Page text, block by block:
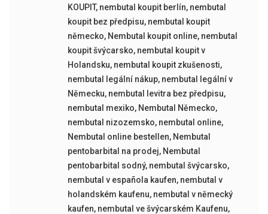
KOUPIT, nembutal koupit berlín, nembutal
koupit bez předpisu, nembutal koupit
německo, Nembutal koupit online, nembutal
koupit švýcarsko, nembutal koupit v
Holandsku, nembutal koupit zkušenosti,
nembutal legální nákup, nembutal legální v
Německu, nembutal levitra bez předpisu,
nembutal mexiko, Nembutal Německo,
nembutal nizozemsko, nembutal online,
Nembutal online bestellen, Nembutal
pentobarbital na prodej, Nembutal
pentobarbital sodný, nembutal švýcarsko,
nembutal v española kaufen, nembutal v
holandském kaufenu, nembutal v německý
kaufen, nembutal ve švýcarském Kaufenu,